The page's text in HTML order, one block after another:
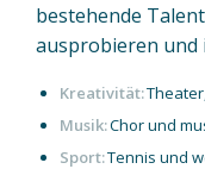
bestehende
ausprobieren und
Kreativität:
Musik:Chor und
Sport:Tennis und